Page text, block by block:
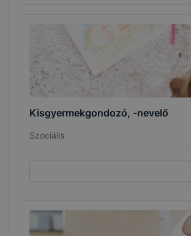
Kisgyermekgondozó, -nevelő
Szociális